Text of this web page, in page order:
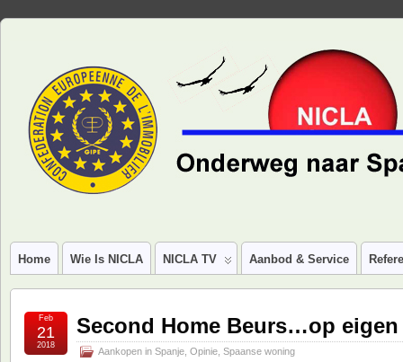
Home Wie Is NICLA NICLA TV Aanbod & Service
Second Home Beurs…op
Aankopen in Spanje Opinie Spaanse woning
Feb
21
2018